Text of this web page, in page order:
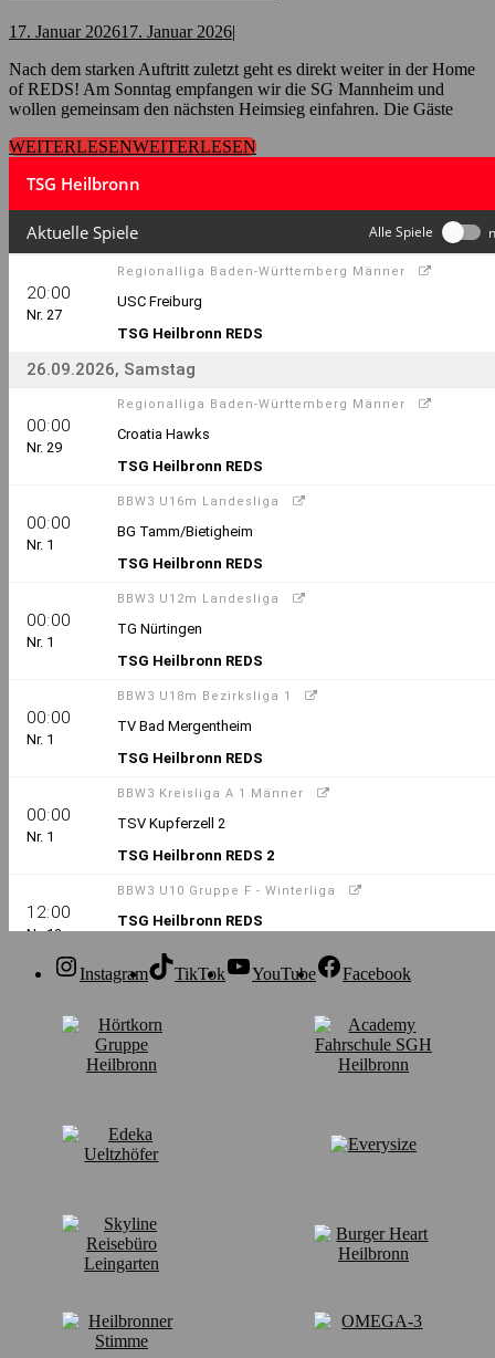
17. Januar 202617. Januar 2026|
Nach dem starken Auftritt zuletzt geht es direkt weiter in der Home
of REDS! Am Sonntag empfangen wir die SG Mannheim und
wollen gemeinsam den nächsten Heimsieg einfahren. Die Gäste
WEITERLESENWEITERLESEN
Instagram TikTok YouTube Facebook